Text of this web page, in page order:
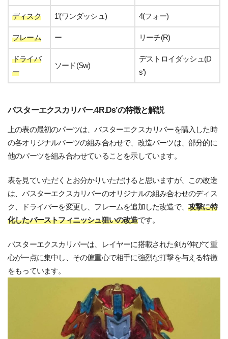
ディスク 1’(ワンダッシュ) 4(フォー)
フレーム ー リーチ(R)
ドライバ
ー
ソード(Sw)
デストロイダッシュ(D
s’)
バスターエクスカリバー.4R.Ds’の特徴と解説
上の表の最初のパーツは、バスターエクスカリバーを購入した時
の各オリジナルパーツの組み合わせで、改造パーツは、部分的に
他のパーツを組み合わせていることを示しています。
表を見ていただくとお分かりいただけると思いますが、この改造
は、バスターエクスカリバーのオリジナルの組み合わせのディス
ク、ドライバーを変更し、フレームを追加した改造で、 攻撃に特
化したバーストフィニッシュ狙いの改造です。
バスターエクスカリバーは、レイヤーに搭載された剣が伸びて重
心が一点に集中し、その偏重心で相手に強烈な打撃を与える特徴
をもっています。